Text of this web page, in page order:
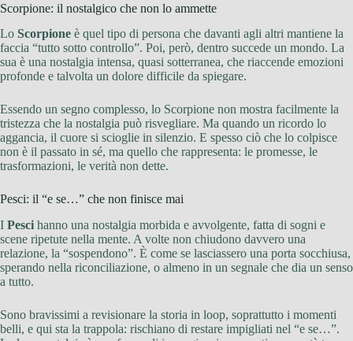
Scorpione: il nostalgico che non lo ammette
Lo Scorpione è quel tipo di persona che davanti agli altri mantiene la
faccia “tutto sotto controllo”. Poi, però, dentro succede un mondo. La
sua è una nostalgia intensa, quasi sotterranea, che riaccende emozioni
profonde e talvolta un dolore difficile da spiegare.
Essendo un segno complesso, lo Scorpione non mostra facilmente la
tristezza che la nostalgia può risvegliare. Ma quando un ricordo lo
aggancia, il cuore si scioglie in silenzio. E spesso ciò che lo colpisce
non è il passato in sé, ma quello che rappresenta: le promesse, le
trasformazioni, le verità non dette.
Pesci: il “e se…” che non finisce mai
I Pesci hanno una nostalgia morbida e avvolgente, fatta di sogni e
scene ripetute nella mente. A volte non chiudono davvero una
relazione, la “sospendono”. È come se lasciassero una porta socchiusa,
sperando nella riconciliazione, o almeno in un segnale che dia un senso
a tutto.
Sono bravissimi a revisionare la storia in loop, soprattutto i momenti
belli, e qui sta la trappola: rischiano di restare impigliati nel “e se…”.